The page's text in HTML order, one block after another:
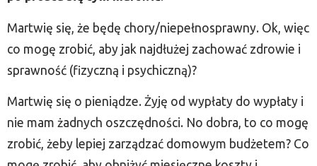
Martwię się, że będę chory/niepełnosprawny. Ok, więc
co mogę zrobić, aby jak najdłużej zachować zdrowie i
sprawność (fizyczną i psychiczną)?
Martwię się o pieniądze. Żyję od wypłaty do wypłaty i
nie mam żadnych oszczędności. No dobra, to co mogę
zrobić, żeby lepiej zarządzać domowym budżetem? Co